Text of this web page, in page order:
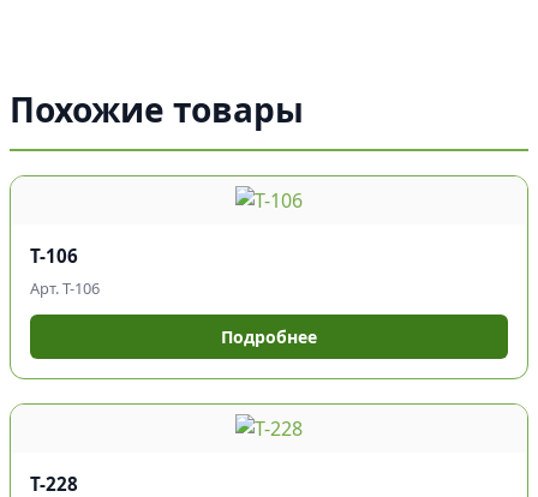
Похожие товары
Т-106
Арт. Т-106
Подробнее
Т-228